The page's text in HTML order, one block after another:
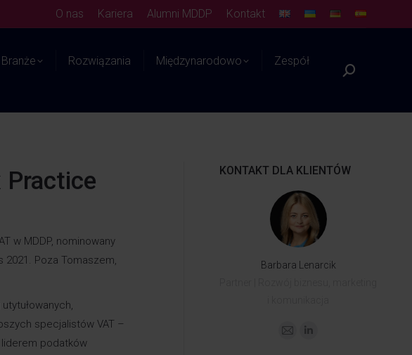
O nas Kariera Alumni MDDP Kontakt
Branże Rozwiązania Międzynarodowo Zespół
Practice
w MDDP, nominowany
2021. Poza Tomaszem,
specjalistów VAT –
liderem podatków
KONTAKT DLA KLIENTÓW
Barbara Lenarcik